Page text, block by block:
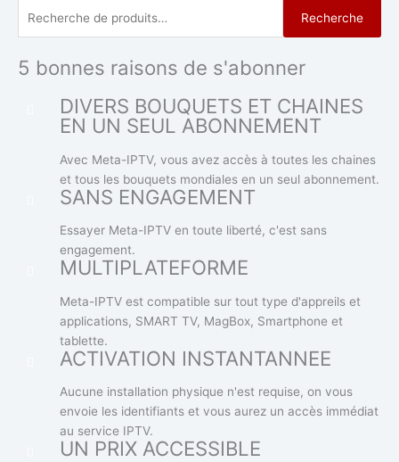
pour :
Recherche
5 bonnes raisons de s'abonner
DIVERS BOUQUETS ET CHAINES
EN UN SEUL ABONNEMENT
Avec Meta-IPTV, vous avez accès à toutes les chaines
et tous les bouquets mondiales en un seul abonnement.
SANS ENGAGEMENT
Essayer Meta-IPTV en toute liberté, c'est sans
engagement.
MULTIPLATEFORME
Meta-IPTV est compatible sur tout type d'appreils et
applications, SMART TV, MagBox, Smartphone et
tablette.
ACTIVATION INSTANTANNEE
Aucune installation physique n'est requise, on vous
envoie les identifiants et vous aurez un accès immédiat
au service IPTV.
UN PRIX ACCESSIBLE